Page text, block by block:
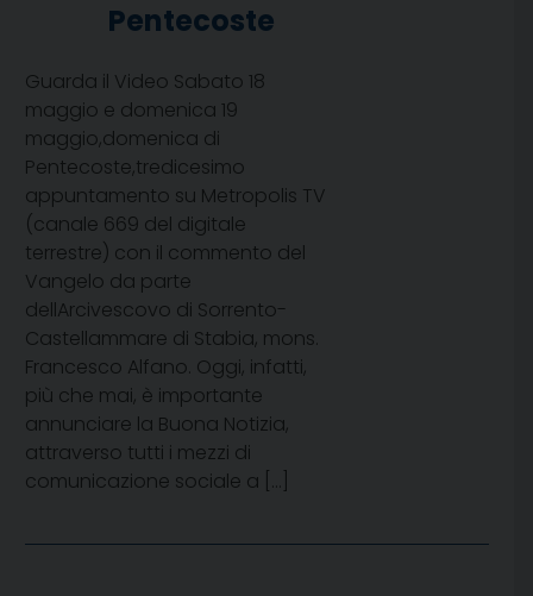
Pentecoste
Guarda il Video Sabato 18
maggio e domenica 19
maggio,domenica di
Pentecoste,tredicesimo
appuntamento su Metropolis TV
(canale 669 del digitale
terrestre) con il commento del
Vangelo da parte
dellArcivescovo di Sorrento-
Castellammare di Stabia, mons.
Francesco Alfano. Oggi, infatti,
più che mai, è importante
annunciare la Buona Notizia,
attraverso tutti i mezzi di
comunicazione sociale a […]